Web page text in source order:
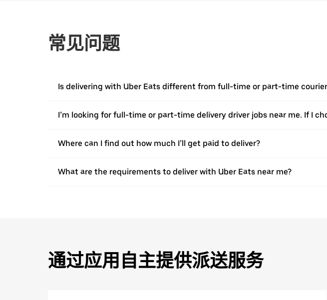
常见问题
Is delivering with Uber Eats different from full-time or part-time courier
I’m looking for full-time or part-time delivery driver jobs near me. If I
Where can I find out how much I’ll get paid to deliver?
What are the requirements to deliver with Uber Eats near me?
通过应用自主提供派送服务